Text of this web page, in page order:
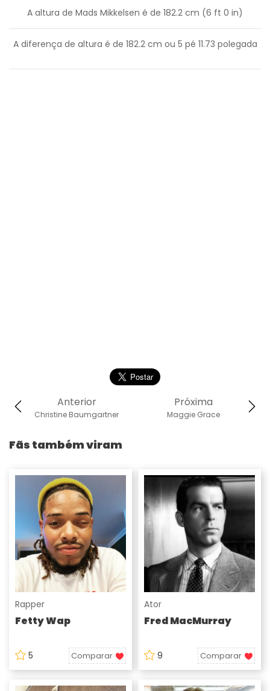
A altura de Mads Mikkelsen é de 182.2 cm (6 ft 0 in)
A diferença de altura é de 182.2cm ou 5 pé 11.73 polegada
Próxima
Maggie Grace
Anterior
Christine Baumgartner
Fãs também viram
Rapper
Fetty Wap
5 Comparar
Ator
Fred MacMurray
9 Comparar